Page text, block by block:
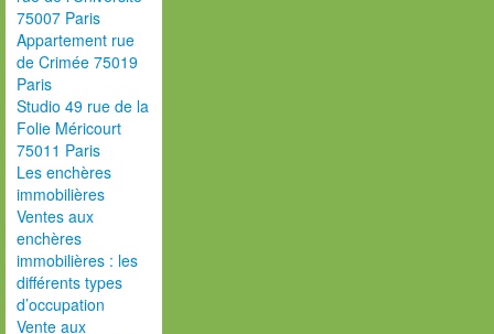
75007 Paris
Appartement rue
de Crimée 75019
Paris
Studio 49 rue de la
Folie Méricourt
75011 Paris
Les enchères
immobilières
Ventes aux
enchères
immobilières : les
différents types
d’occupation
Vente aux